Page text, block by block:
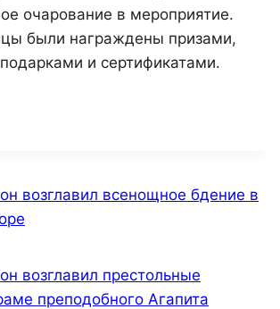
очарование в мероприятие.
были награждены призами,
и сертификатами.
возглавил всенощное бдение в
возглавил престольные
преподобного Агапита